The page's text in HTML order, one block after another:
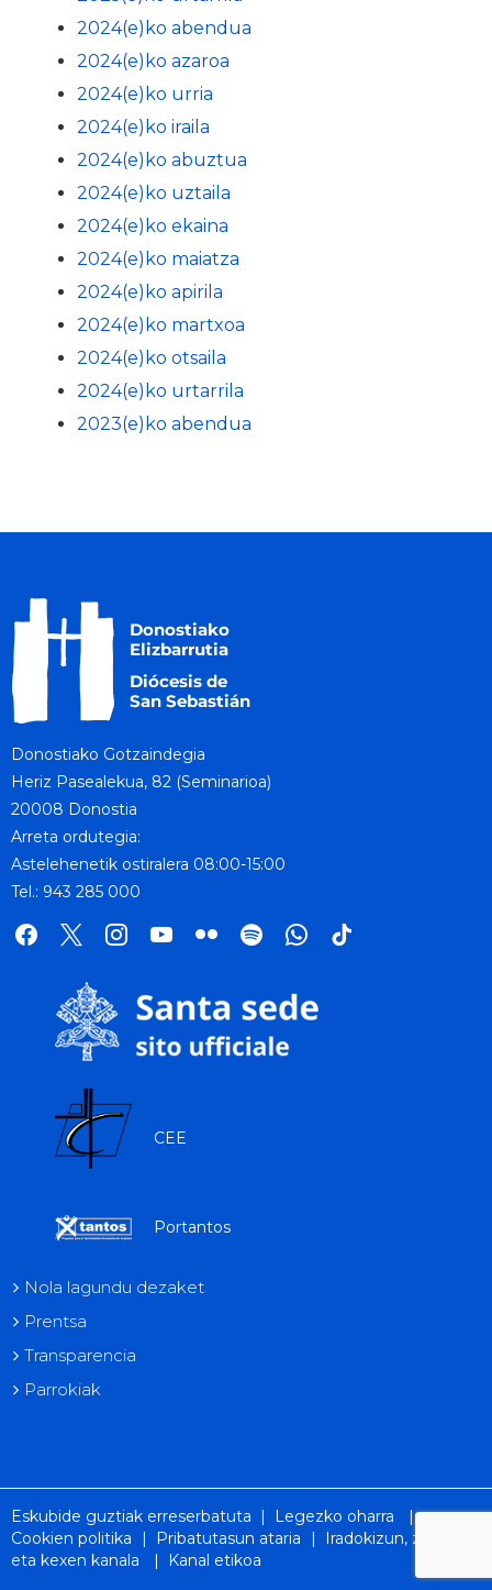
2024(e)ko abendua
2024(e)ko azaroa
2024(e)ko urria
2024(e)ko iraila
2024(e)ko abuztua
2024(e)ko uztaila
2024(e)ko ekaina
2024(e)ko maiatza
2024(e)ko apirila
2024(e)ko martxoa
2024(e)ko otsaila
2024(e)ko urtarrila
2023(e)ko abendua
Donostiako Gotzaindegia
Heriz Pasealekua, 82 (Seminarioa)
20008 Donostia
Arreta ordutegia:
Astelehenetik ostiralera 08:00-15:00
Tel.: 943 285 000
facebook
x instagramyoutube
flickr spotifywhatsapp
tik
CEE
Portantos
Nola lagundu dezaket
Prentsa
Transparencia
Parrokiak
Eskubide guztiak erreserbatuta | Legezko oharra
|
Cookien politika
| Pribatutasun ataria |
Iradokizun, zorion
eta kexen kanala
| Kanal etikoa